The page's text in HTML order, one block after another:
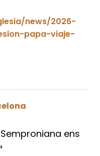
news/2026-
papa-viaje-
ens